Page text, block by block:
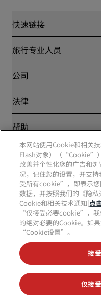
快速链接
丽赏会
Blog
目的地
丽笙酒店集团APP
体育认证酒店
家庭友好型酒店
旅行专业人员
合作伙伴
公司
丽笙酒店集团
工作机会 RHG
工作机会 PPHE
工作机会 EHL
The Club by RHG
发展机会
责任经营
采购
法律
隐私中心
丽赏会条款和条件
网站使用协议
数字无障碍
现代奴隶制声明
帮助
消费者警示
联系方式
常见问题
网站地图
社交媒体
丽笙酒店集团品牌
不再错失我们最受欢迎的酒
本网站使用Cookie和相关
Flash对象）（“Cookie”
改善并个性化您的广告和
况，记住您的设置，并支
受所有cookie”，即表示您
数据，并按照我们的《隐私
Cookie和相关技术通知[点
“仅接受必要cookie”，
的绝对必要的Cookie。如
“Cookie设置”。
接
仅接